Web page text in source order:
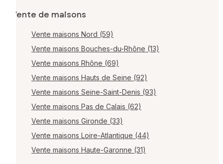
Vente de maisons
Vente maisons Nord (59)
Vente maisons Bouches-du-Rhône (13)
Vente maisons Rhône (69)
Vente maisons Hauts de Seine (92)
Vente maisons Seine-Saint-Denis (93)
Vente maisons Pas de Calais (62)
Vente maisons Gironde (33)
Vente maisons Loire-Atlantique (44)
Vente maisons Haute-Garonne (31)